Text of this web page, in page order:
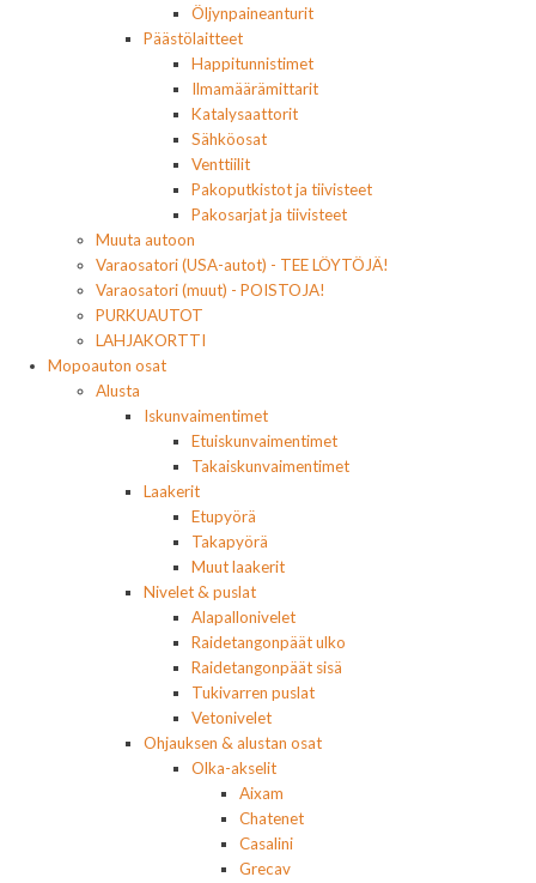
Öljynpaineanturit
Päästölaitteet
Happitunnistimet
Ilmamäärämittarit
Katalysaattorit
Sähköosat
Venttiilit
Pakoputkistot ja tiivisteet
Pakosarjat ja tiivisteet
Muuta autoon
Varaosatori (USA-autot) - TEE LÖYTÖJÄ!
Varaosatori (muut) - POISTOJA!
PURKUAUTOT
LAHJAKORTTI
Mopoauton osat
Alusta
Iskunvaimentimet
Etuiskunvaimentimet
Takaiskunvaimentimet
Laakerit
Etupyörä
Takapyörä
Muut laakerit
Nivelet & puslat
Alapallonivelet
Raidetangonpäät ulko
Raidetangonpäät sisä
Tukivarren puslat
Vetonivelet
Ohjauksen & alustan osat
Olka-akselit
Aixam
Chatenet
Casalini
Grecav